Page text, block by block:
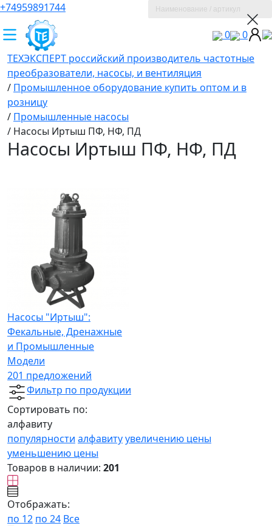
+74959891744
0
0
ТЕХЭКСПЕРТ российский производитель частотные
преобразователи, насосы, и вентиляция
/ Промышленное оборудование купить оптом и в
розницу
/ Промышленные насосы
/ Насосы Иртыш ПФ, НФ, ПД
Насосы Иртыш ПФ, НФ, ПД
Насосы "Иртыш":
Фекальные, Дренажные
и Промышленные
Модели
201 предложений
Фильтр по продукции
Сортировать по:
алфавиту
популярности алфавитуувеличению цены
уменьшению цены
Товаров в наличии: 201
Отображать:
по 12 по 24 Все